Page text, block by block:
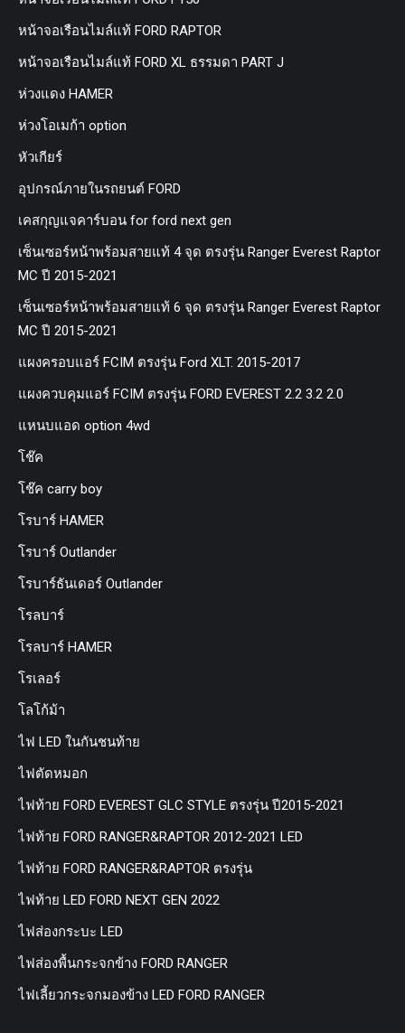
หน้าจอเรือนไมล์แท้ FORD RAPTOR
หน้าจอเรือนไมล์แท้ FORD XL ธรรมดา PART J
ห่วงแดง HAMER
ห่วงโอเมก้า option
หัวเกียร์
อุปกรณ์ภายในรถยนต์ FORD
เคสกุญแจคาร์บอน for ford next gen
เซ็นเซอร์หน้าพร้อมสายแท้ 4 จุด ตรงรุ่น Ranger Everest Raptor
MC ปี 2015-2021
เซ็นเซอร์หน้าพร้อมสายแท้ 6 จุด ตรงรุ่น Ranger Everest Raptor
MC ปี 2015-2021
แผงครอบแอร์ FCIM ตรงรุ่น Ford XLT. 2015-2017
แผงควบคุมแอร์ FCIM ตรงรุ่น FORD EVEREST 2.2 3.2 2.0
แหนบแอด option 4wd
โช๊ค
โช๊ค carry boy
โรบาร์ HAMER
โรบาร์ Outlander
โรบาร์ธันเดอร์ Outlander
โรลบาร์
โรลบาร์ HAMER
โรเลอร์
โลโก้ม้า
ไฟ LED ในกันชนท้าย
ไฟตัดหมอก
ไฟท้าย FORD EVEREST GLC STYLE ตรงรุ่น ปี2015-2021
ไฟท้าย FORD RANGER&RAPTOR 2012-2021 LED
ไฟท้าย FORD RANGER&RAPTOR ตรงรุ่น
ไฟท้าย LED FORD NEXT GEN 2022
ไฟส่องกระบะ LED
ไฟส่องพื้นกระจกข้าง FORD RANGER
ไฟเลี้ยวกระจกมองข้าง LED FORD RANGER